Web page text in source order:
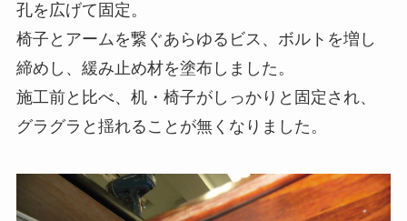
孔を広げて固定。
椅子とアームを繋ぐあらゆるビス、ボルトを増し
締めし、緩み止め材を塗布しました。
施工前と比べ、机・椅子がしっかりと固定され、
グラグラと揺れることが無くなりました。